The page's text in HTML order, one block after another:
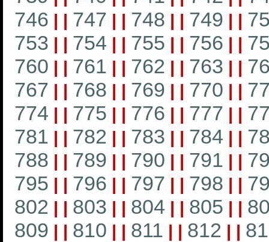
746 | | 747 | | 748 | | 749 | |
753 | | 754 | | 755 | | 756 | |
760 | | 761 | | 762 | | 763 | |
767 | | 768 | | 769 | | 770 | |
774 | | 775 | | 776 | | 777 | |
781 | | 782 | | 783 | | 784 | |
788 | | 789 | | 790 | | 791 | |
795 | | 796 | | 797 | | 798 | |
802 | | 803 | | 804 | | 805 | |
809 | | 810 | | 811 | | 812 | |